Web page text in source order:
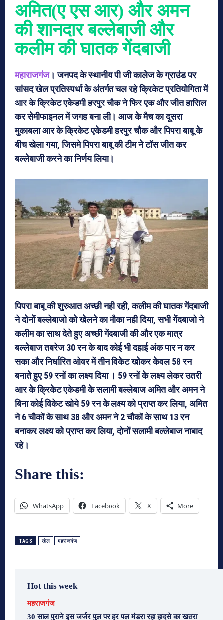
अमित(ए एस आर) और अमन
की शानदार बल्लेबाजी और
कलीम की घातक गेंदबाजी
महाराजगंज। जनपद के स्थानीय पी जी कालेज के ग्राउंड पर
सांसद खेल प्रतिस्पर्धा के अंतर्गत चल रहे क्रिकेट प्रतियोगिता में
आर के क्रिकेट एकेडमी हरपुर चौक ने फिर एक और जीत हासिल
कर सेमीफाइनल में जगह बना ली। आज के मैच का दूसरा
मुकाबला आर के क्रिकेट एकेडमी हरपुर चौक और पिपरा बाबू के
बीच खेला गया, जिसमे पिपरा बाबू की टीम ने टॉस जीत कर
बल्लेबाजी करने का निर्णय लिया।
पिपरा बाबू की शुरुआत अच्छी नही रही, कलीम की घातक गेंदबाजी
ने दोनों बल्लेबाजो को खेलने का मौका नही दिया, सभी गेंदबाजो ने
कलीम का साथ देते हुए अच्छी गेंदबाजी की और एक मात्र
बल्लेबाज तबरेज 30 रन के बाद कोई भी दहाई अंक पार न कर
सका और निर्धारित ओवर में तीन विकेट खोकर केवल 58 रन
बनाते हुए 59 रनों का लक्ष्य दिया । 59 रनों के लक्ष्य लेकर उतरी
आर के क्रिकेट एकेडमी के सलामी बल्लेबाज अमित और अमन ने
बिना कोई विकेट खोये 59 रन के लक्ष्य को प्राप्त कर लिया, अमित
ने 6 चौकों के साथ 38 और अमन ने 2 चौकों के साथ 13 रन
बनाकर लक्ष्य को प्राप्त कर लिया, दोनों सलामी बल्लेबाज नाबाद
रहे।
Share this:
WhatsApp Facebook X More
TAGS खेल महराजगंज
Hot this week
महराजगंज
30 साल पुराने इस जर्जर पुल पर हर पल मंडरा रहा हादसे का खतरा